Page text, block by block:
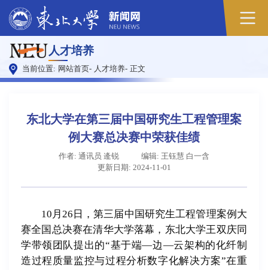
人才培养
当前位置: 网站首页- 人才培养- 正文
东北大学在第三届中国研究生工程管理案
例大赛总决赛中荣获佳绩
作者: 通讯员 逄锐
编辑: 王钰慧 白一含
更新日期: 2024-11-01
10月26日，第三届中国研究生工程管理案例大
赛全国总决赛在清华大学落幕，东北大学王双庆同
学带领团队提出的“基于端—边—云架构的化纤制
造过程质量监控与过程分析数字化解决方案”在重